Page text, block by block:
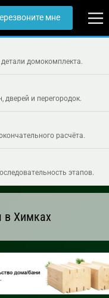
мне
домокомплекта.
дверей и перегородок.
расчёта.
этапов.
Химках